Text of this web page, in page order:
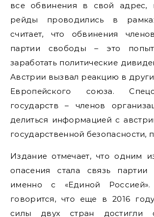
все обвинения в свой адрес,
рейды проводились в
считает, что обвинения
партии свободы – это
заработать политические
Австрии вызвал реакцию в
Европейского союза.
государств – членов
делиться информацией с
государственной безопасности,
Издание отмечает, что одним
опасения стала связь
именно с «Единой
говорится, что еще в 2016
силы двух стран достигли